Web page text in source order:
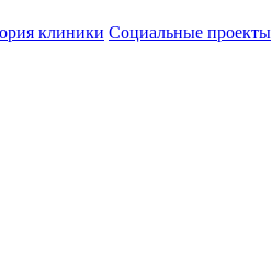
клиники Социальные проекты